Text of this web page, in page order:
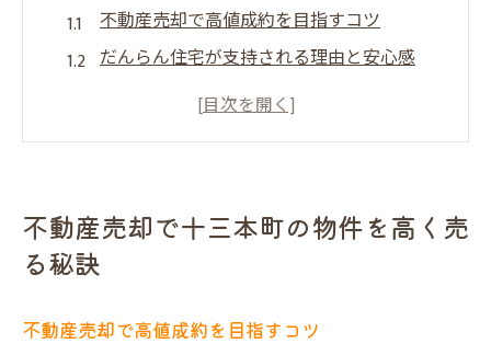
不動産売却で高値成約を目指すコツ
だんらん住宅が支持される理由と安心感
十三本町の不動産売却の流れと注意点
高額売却を実現するための査定ポイント
だんらん住宅で失敗しない不動産売却術
だんらん住宅の不動産売却が選ばれる理由
不動産売却で十三本町の物件を高く売
る秘訣
不動産売却で高値成約を目指すコツ